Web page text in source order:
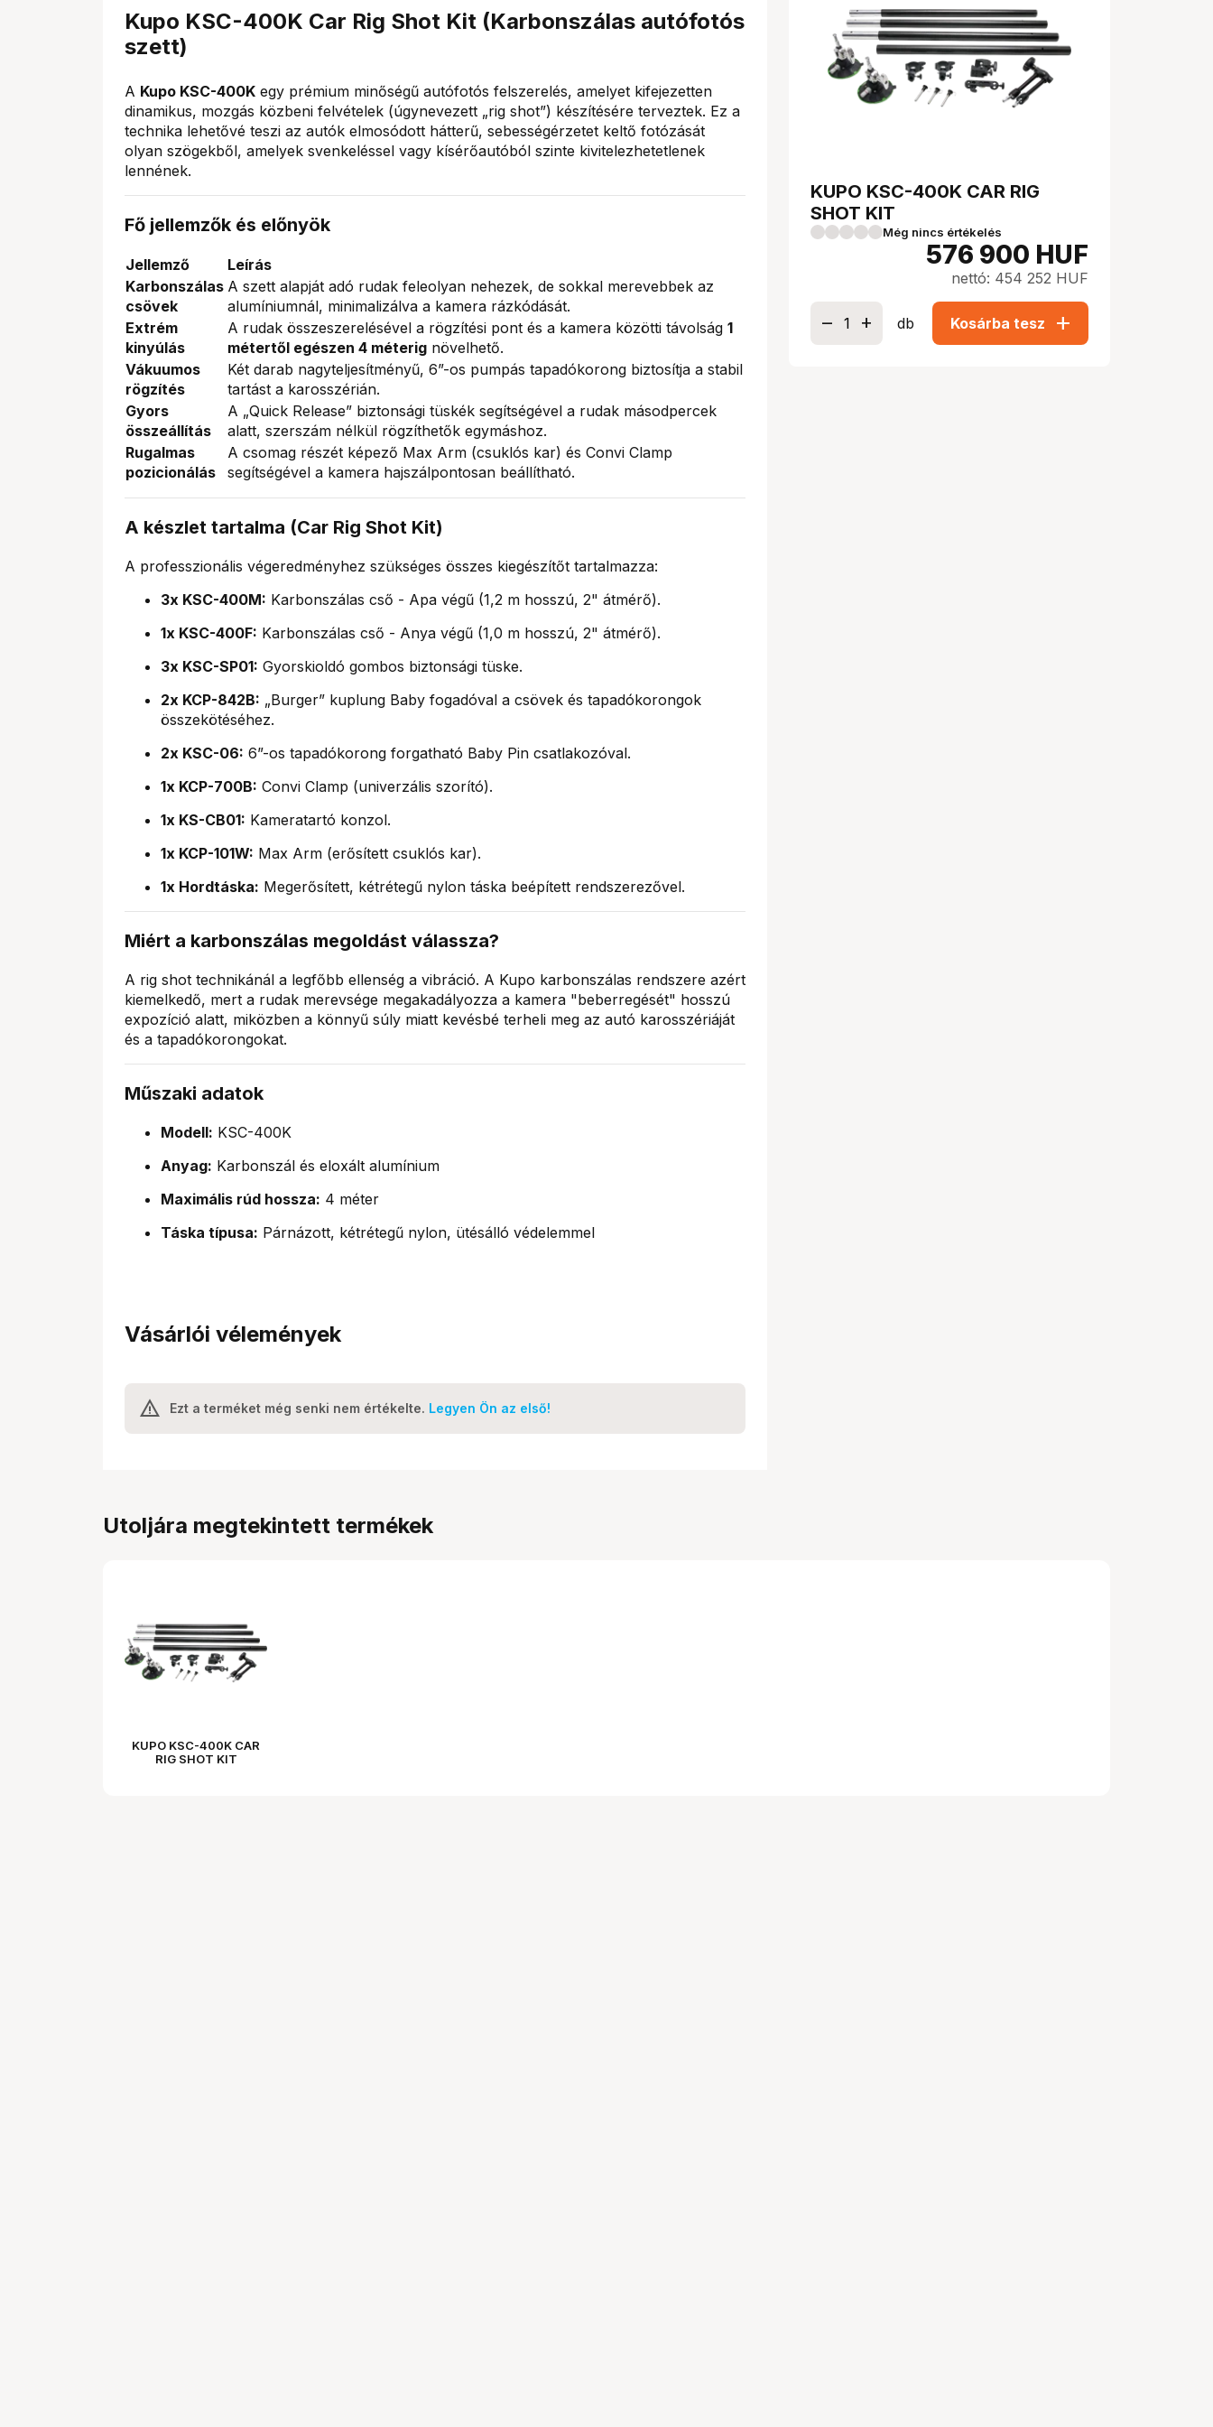
Kupo KSC-400K Car Rig Shot Kit (Karbonszálas autófotós
szett)
A Kupo KSC-400K egy prémium minőségű autófotós felszerelés, amelyet kifejezetten
dinamikus, mozgás közbeni felvételek (úgynevezett „rig shot”) készítésére terveztek. Ez a
technika lehetővé teszi az autók elmosódott hátterű, sebességérzetet keltő fotózását
olyan szögekből, amelyek svenkeléssel vagy kísérőautóból szinte kivitelezhetetlenek
lennének.
Fő jellemzők és előnyök
Jellemző
Leírás
Karbonszálas
csövek
A szett alapját adó rudak feleolyan nehezek, de sokkal merevebbek az
alumíniumnál, minimalizálva a kamera rázkódását.
Extrém
kinyúlás
A rudak összeszerelésével a rögzítési pont és a kamera közötti távolság 1
métertől egészen 4 méterig növelhető.
Vákuumos
rögzítés
Két darab nagyteljesítményű, 6”-os pumpás tapadókorong biztosítja a stabil
tartást a karosszérián.
Gyors
összeállítás
A „Quick Release” biztonsági tüskék segítségével a rudak másodpercek
alatt, szerszám nélkül rögzíthetők egymáshoz.
Rugalmas
pozicionálás
A csomag részét képező Max Arm (csuklós kar) és Convi Clamp
segítségével a kamera hajszálpontosan beállítható.
A készlet tartalma (Car Rig Shot Kit)
A professzionális végeredményhez szükséges összes kiegészítőt tartalmazza:
3x KSC-400M: Karbonszálas cső - Apa végű (1,2 m hosszú, 2" átmérő).
1x KSC-400F: Karbonszálas cső - Anya végű (1,0 m hosszú, 2" átmérő).
3x KSC-SP01: Gyorskioldó gombos biztonsági tüske.
2x KCP-842B: „Burger” kuplung Baby fogadóval a csövek és tapadókorongok
összekötéséhez.
2x KSC-06: 6”-os tapadókorong forgatható Baby Pin csatlakozóval.
1x KCP-700B: Convi Clamp (univerzális szorító).
1x KS-CB01: Kameratartó konzol.
1x KCP-101W: Max Arm (erősített csuklós kar).
1x Hordtáska: Megerősített, kétrétegű nylon táska beépített rendszerezővel.
Miért a karbonszálas megoldást válassza?
A rig shot technikánál a legfőbb ellenség a vibráció. A Kupo karbonszálas rendszere azért
kiemelkedő, mert a rudak merevsége megakadályozza a kamera "beberregését" hosszú
expozíció alatt, miközben a könnyű súly miatt kevésbé terheli meg az autó karosszériáját
és a tapadókorongokat.
Műszaki adatok
Modell: KSC-400K
Anyag: Karbonszál és eloxált alumínium
Maximális rúd hossza: 4 méter
Táska típusa: Párnázott, kétrétegű nylon, ütésálló védelemmel
Vásárlói vélemények
Ezt a terméket még senki nem értékelte. Legyen Ön az első!
KUPO KSC-400K CAR RIG
SHOT KIT
Még nincs értékelés
576 900 HUF
nettó: 454 252 HUF
db Kosárba tesz add
Utoljára megtekintett termékek
KUPO KSC-400K CAR
RIG SHOT KIT